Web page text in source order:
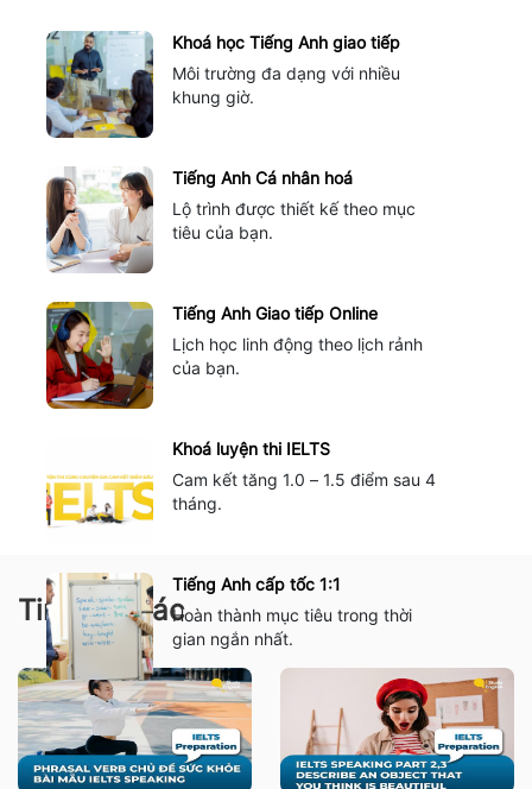
Khoá học Tiếng Anh giao tiếp
Môi trường đa dạng với nhiều
khung giờ.
Tiếng Anh Cá nhân hoá
Lộ trình được thiết kế theo mục
tiêu của bạn.
Tiếng Anh Giao tiếp Online
Lịch học linh động theo lịch rảnh
của bạn.
Khoá luyện thi IELTS
Cam kết tăng 1.0 – 1.5 điểm sau 4
tháng.
Tiếng Anh cấp tốc 1:1
Hoàn thành mục tiêu trong thời
gian ngắn nhất.
Tin tức khác